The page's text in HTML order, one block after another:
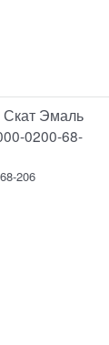
Скат Эмаль
0200-68-
206